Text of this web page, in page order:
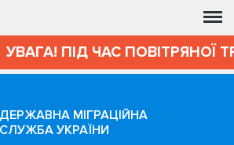
УВАГА! ПІД ЧАС ПОВІТРЯНОЇ
ДЕРЖАВНА МІГРАЦІЙНА
СЛУЖБА УКРАЇНИ